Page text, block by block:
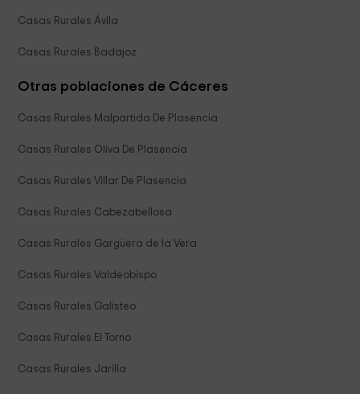
Casas Rurales Ávila
Casas Rurales Badajoz
Otras poblaciones de Cáceres
Casas Rurales Malpartida De Plasencia
Casas Rurales Oliva De Plasencia
Casas Rurales Villar De Plasencia
Casas Rurales Cabezabellosa
Casas Rurales Gargüera de la Vera
Casas Rurales Valdeobispo
Casas Rurales Galisteo
Casas Rurales El Torno
Casas Rurales Jarilla